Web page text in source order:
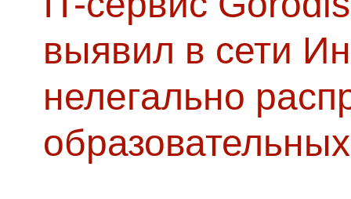
выявил в сети
нелегально